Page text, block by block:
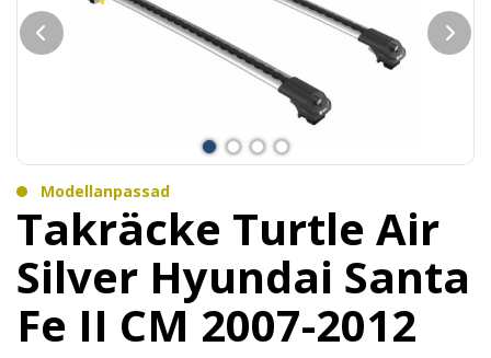
Modellanpassad
Takräcke Turtle Air
Silver Hyundai Santa
Fe II CM 2007-2012